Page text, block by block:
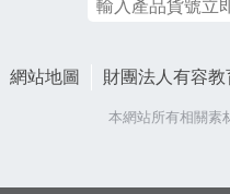
網站地圖 財團法人有容教
本網站所有相關素